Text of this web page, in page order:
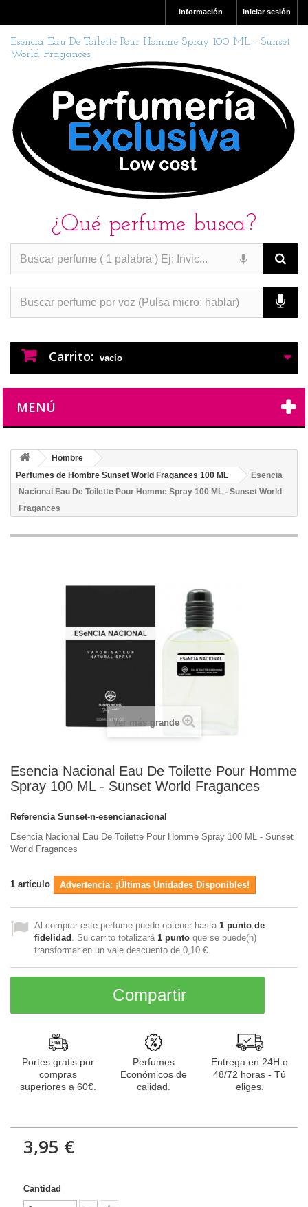
Iniciar sesión
Información
Esencia Eau De Toilette Pour Homme Spray 100 ML - Sunset
World Fragances
¿Qué perfume busca?
Carrito: vacío
MENÚ
Hombre
Perfumes de Hombre Sunset World Fragances 100 ML
Esencia
Nacional Eau De Toilette Pour Homme Spray 100 ML - Sunset World
Fragances
Ver más grande
Esencia Nacional Eau De Toilette Pour Homme
Spray 100 ML - Sunset World Fragances
Referencia Sunset-n-esencianacional
Esencia Nacional Eau De Toilette Pour Homme Spray 100 ML - Sunset
World Fragances
1 artículo Advertencia: ¡Últimas Unidades Disponibles!
Al comprar este perfume puede obtener hasta 1 punto de
fidelidad . Su carrito totalizará 1 punto que se puede(n)
transformar en un vale descuento de 0,10 €
Compartir
Portes gratis por
compras
superiores a 60€.
Perfumes
Económicos de
calidad.
Entrega en 24H o
48/72 horas - Tú
eliges.
3,95 €
Cantidad